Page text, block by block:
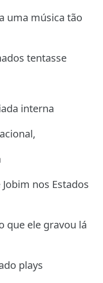
uma música tão
tentasse
interna
nos Estados
que ele gravou lá
plays